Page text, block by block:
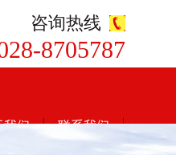
咨询热线
8705787
我们 联系我们